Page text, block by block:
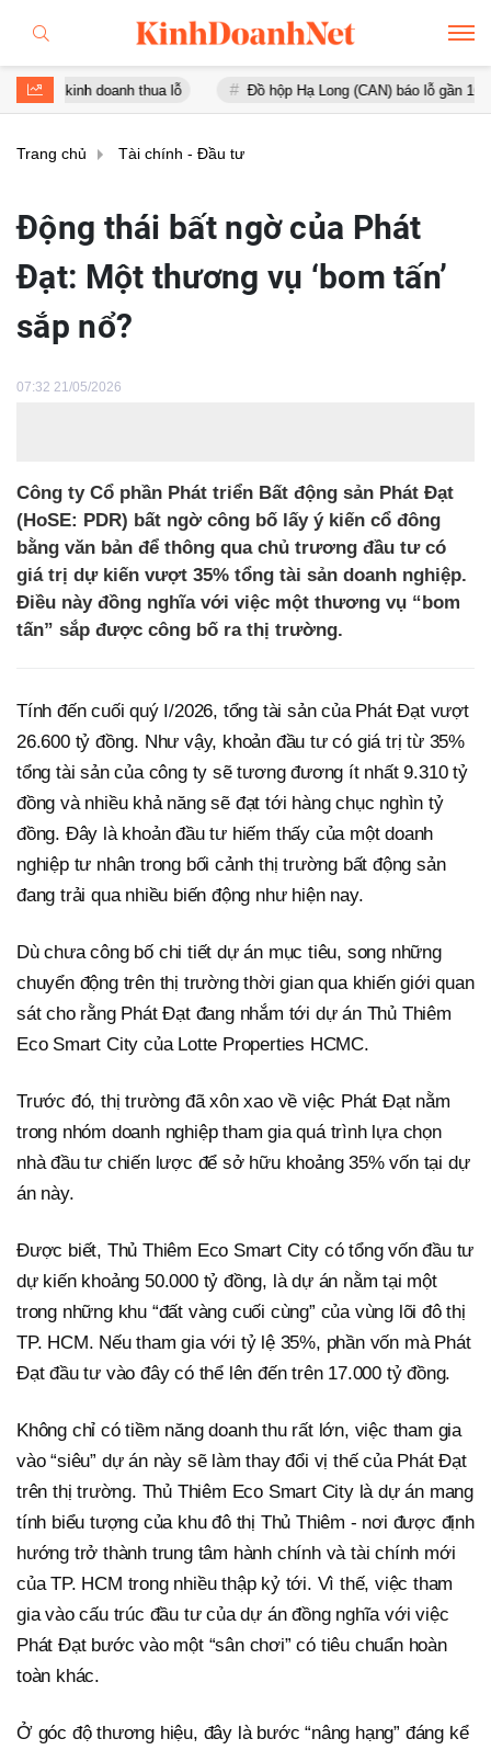
doanh thua lỗ Đồ hộp Hạ Long (CAN) báo lỗ gần 16 tỷ đồng,
Trang chủ Tài chính - Đầu tư
Động thái bất ngờ của Phát
Đạt: Một thương vụ ‘bom tấn’
sắp nổ?
07:32 21/05/2026
Công ty Cổ phần Phát triển Bất động sản Phát Đạt
(HoSE: PDR) bất ngờ công bố lấy ý kiến cổ đông
bằng văn bản để thông qua chủ trương đầu tư có
giá trị dự kiến vượt 35% tổng tài sản doanh nghiệp.
Điều này đồng nghĩa với việc một thương vụ “bom
tấn” sắp được công bố ra thị trường.
Tính đến cuối quý I/2026, tổng tài sản của Phát Đạt vượt
26.600 tỷ đồng. Như vậy, khoản đầu tư có giá trị từ 35%
tổng tài sản của công ty sẽ tương đương ít nhất 9.310 tỷ
đồng và nhiều khả năng sẽ đạt tới hàng chục nghìn tỷ
đồng. Đây là khoản đầu tư hiếm thấy của một doanh
nghiệp tư nhân trong bối cảnh thị trường bất động sản
đang trải qua nhiều biến động như hiện nay.
Dù chưa công bố chi tiết dự án mục tiêu, song những
chuyển động trên thị trường thời gian qua khiến giới quan
sát cho rằng Phát Đạt đang nhắm tới dự án Thủ Thiêm
Eco Smart City của Lotte Properties HCMC.
Trước đó, thị trường đã xôn xao về việc Phát Đạt nằm
trong nhóm doanh nghiệp tham gia quá trình lựa chọn
nhà đầu tư chiến lược để sở hữu khoảng 35% vốn tại dự
án này.
Được biết, Thủ Thiêm Eco Smart City có tổng vốn đầu tư
dự kiến khoảng 50.000 tỷ đồng, là dự án nằm tại một
trong những khu “đất vàng cuối cùng” của vùng lõi đô thị
TP. HCM. Nếu tham gia với tỷ lệ 35%, phần vốn mà Phát
Đạt đầu tư vào đây có thể lên đến trên 17.000 tỷ đồng.
Không chỉ có tiềm năng doanh thu rất lớn, việc tham gia
vào “siêu” dự án này sẽ làm thay đổi vị thế của Phát Đạt
trên thị trường. Thủ Thiêm Eco Smart City là dự án mang
tính biểu tượng của khu đô thị Thủ Thiêm - nơi được định
hướng trở thành trung tâm hành chính và tài chính mới
của TP. HCM trong nhiều thập kỷ tới. Vì thế, việc tham
gia vào cấu trúc đầu tư của dự án đồng nghĩa với việc
Phát Đạt bước vào một “sân chơi” có tiêu chuẩn hoàn
toàn khác.
Ở góc độ thương hiệu, đây là bước “nâng hạng” đáng kể